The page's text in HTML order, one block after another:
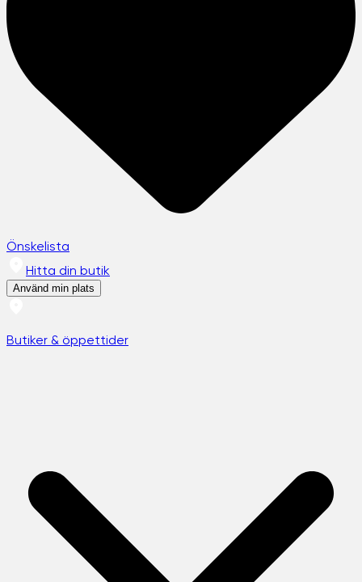
Önskelista
Hitta din butik
Använd min plats
Butiker & öppettider